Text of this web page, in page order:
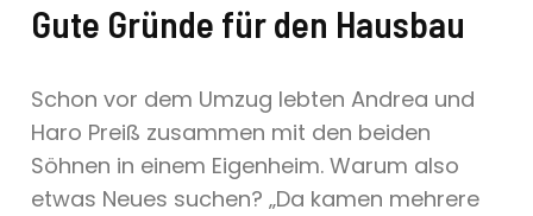
Gute Gründe für den Hausbau
Schon vor dem Umzug lebten Andrea und
Haro Preiß zusammen mit den beiden
Söhnen in einem Eigenheim. Warum also
etwas Neues suchen? „Da kamen mehrere